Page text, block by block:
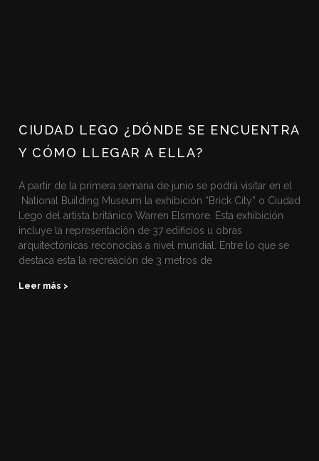
CIUDAD LEGO ¿DÓNDE SE ENCUENTRA
Y CÓMO LLEGAR A ELLA?
A partir de la primera semana de junio se podrá visitar en el
National Building Museum la exhibición “Brick City” o Ciudad
Lego del artista británico Warren Elsmore. Esta exhibición
incluye la representación de 37 edificios u obras
arquitectonicas reconocias a nivel mundial. Entre lo que se
destaca esta la recreación de 3 metros de
Leer más >